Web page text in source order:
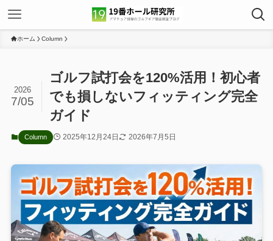
ホーム Column
ゴルフ試打会を120%活用！初心者
でも損しないフィッティング完全
ガイド
2026
7/05
Column 2025年12月24日 2026年7月5日